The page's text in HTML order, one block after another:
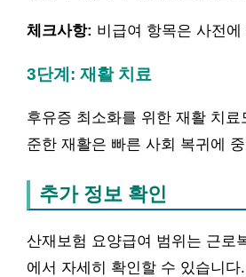
체크사항: 비급여 항목은 사전
3단계: 재활 치료
후유증 최소화를 위한 재활 치료
준한 재활은 빠른 사회 복귀에
추가 정보 확인
산재보험 요양급여 범위는 근로
에서 자세히 확인할 수 있습니다